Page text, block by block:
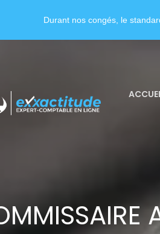
Durant nos congés, le